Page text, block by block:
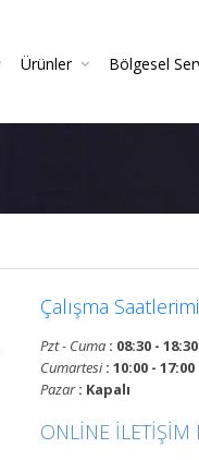
Ürünler Bölgesel
Çalışma
Pzt - Cuma : 08:30 - 18:30
Cumartesi: 10:00 - 17:00
Pazar: Kapalı
ONLİNE İLETİŞİM